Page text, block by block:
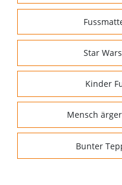
Star
Kinder
Mensch
Bunter